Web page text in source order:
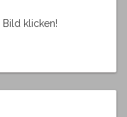
Bild klicken!